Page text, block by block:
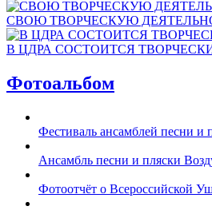
СВОЮ ТВОРЧЕСКУЮ
В ЦДРА СОСТОИТСЯ
Фотоальбом
Фестиваль ансамблей песни
Ансамбль песни и пляски
Фотоотчёт о Всероссийской